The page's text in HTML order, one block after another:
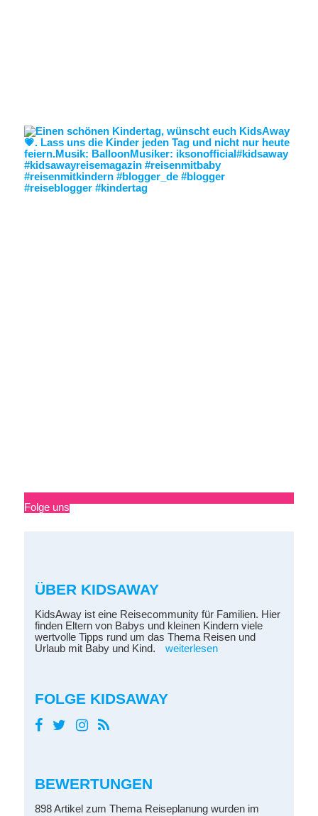
Folge uns
ÜBER KIDSAWAY
KidsAway ist eine Reisecommunity für Familien. Hier
finden Eltern von Babys und kleinen Kindern viele
wertvolle Tipps rund um das Thema Reisen und
Urlaub mit Baby und Kind.
weiterlesen
FOLGE KIDSAWAY
BEWERTUNGEN
898 Artikel zum Thema Reiseplanung wurden im